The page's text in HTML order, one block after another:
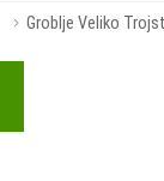
Groblje Veliko